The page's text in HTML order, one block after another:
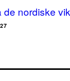
de nordiske